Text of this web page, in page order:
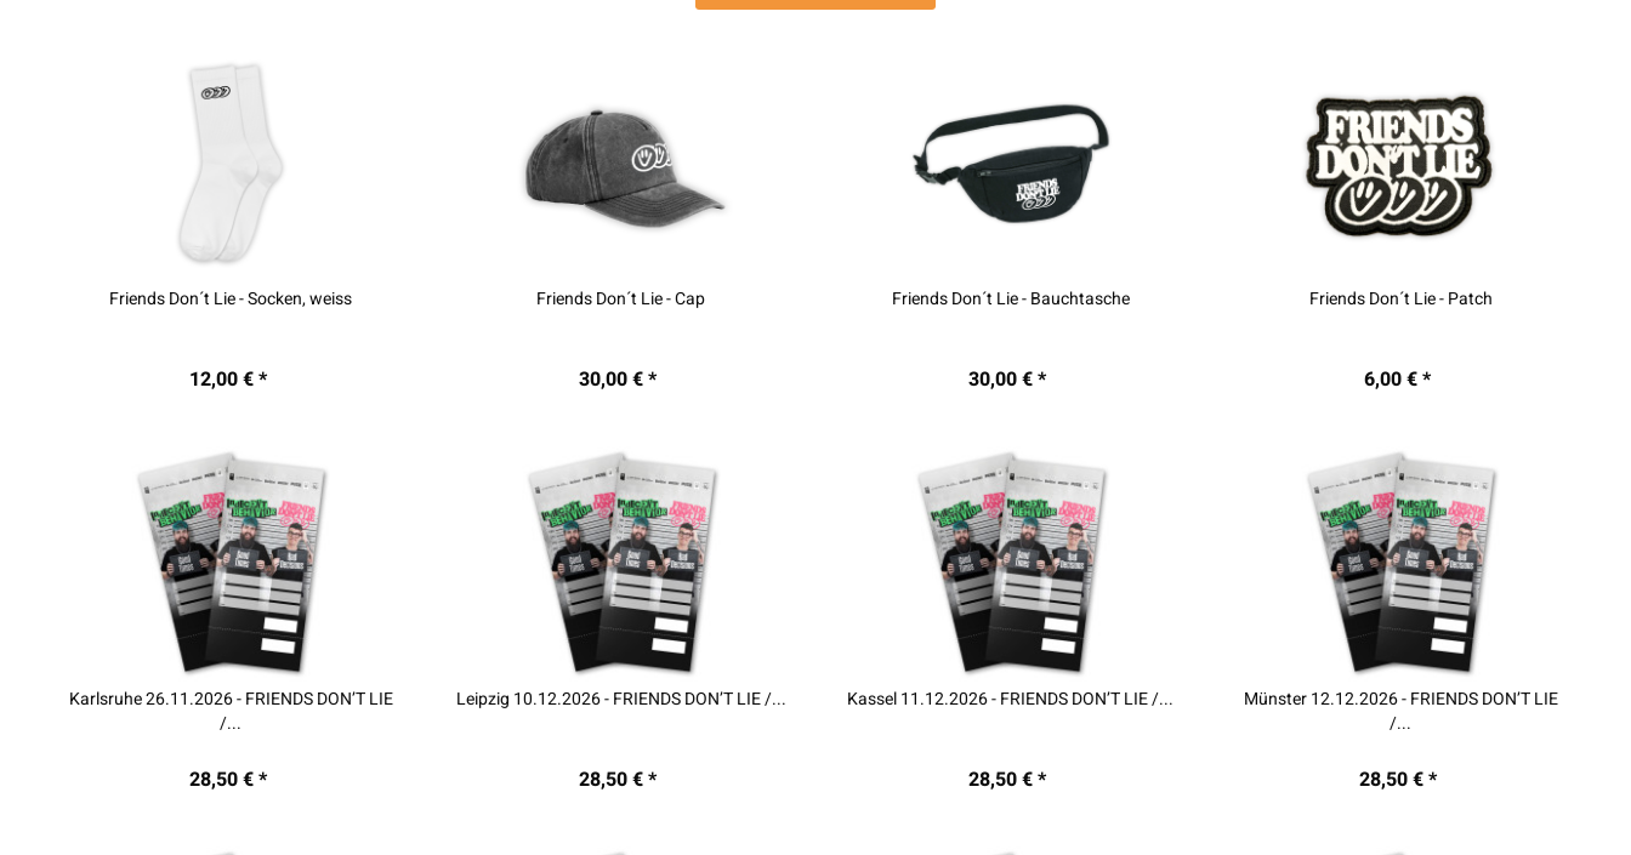
Friends Don´t Lie - Socken, weiss
12,00 € *
Friends Don´t Lie - Cap
30,00 € *
Friends Don´t Lie - Bauchtasche
30,00 € *
Friends Don´t Lie - Patch
6,00 € *
Karlsruhe 26.11.2026 - FRIENDS DON’T LIE
/...
28,50 € *
Leipzig 10.12.2026 - FRIENDS DON’T LIE /...
28,50 € *
Kassel 11.12.2026 - FRIENDS DON’T LIE /...
28,50 € *
Münster 12.12.2026 - FRIENDS DON’T LIE
/...
28,50 € *